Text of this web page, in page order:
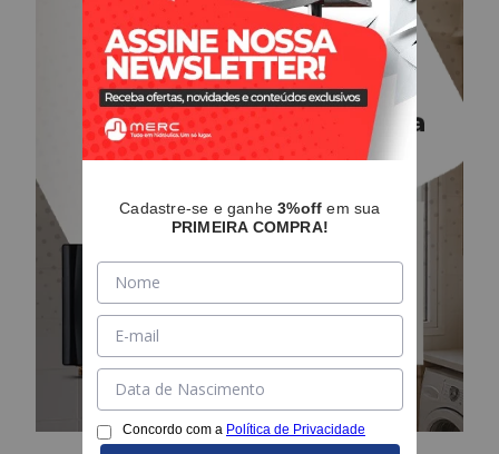
Cadastre-se e ganhe3%off em sua
PRIMEIRA COMPRA!
Concordo com a Política de Privacidade